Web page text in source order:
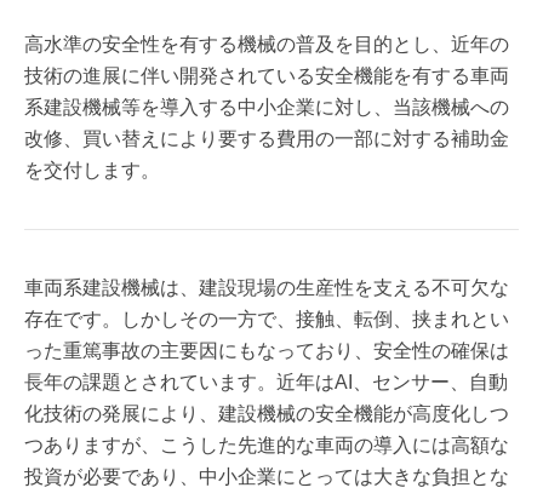
高水準の安全性を有する機械の普及を目的とし、近年の
技術の進展に伴い開発されている安全機能を有する車両
系建設機械等を導入する中小企業に対し、当該機械への
改修、買い替えにより要する費用の一部に対する補助金
を交付します。
車両系建設機械は、建設現場の生産性を支える不可欠な
存在です。しかしその一方で、接触、転倒、挟まれとい
った重篤事故の主要因にもなっており、安全性の確保は
長年の課題とされています。近年はAI、センサー、自動
化技術の発展により、建設機械の安全機能が高度化しつ
つありますが、こうした先進的な車両の導入には高額な
投資が必要であり、中小企業にとっては大きな負担とな